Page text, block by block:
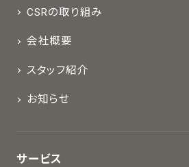
CSRの取り組み
会社概要
スタッフ紹介
お知らせ
サービス